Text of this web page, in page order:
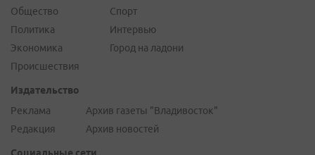
Общество
Политика
Экономика
Происшествия
Спорт
Интервью
Город на ладони
Издательство
Реклама
Редакция
Архив газеты "Владивосток"
Архив новостей